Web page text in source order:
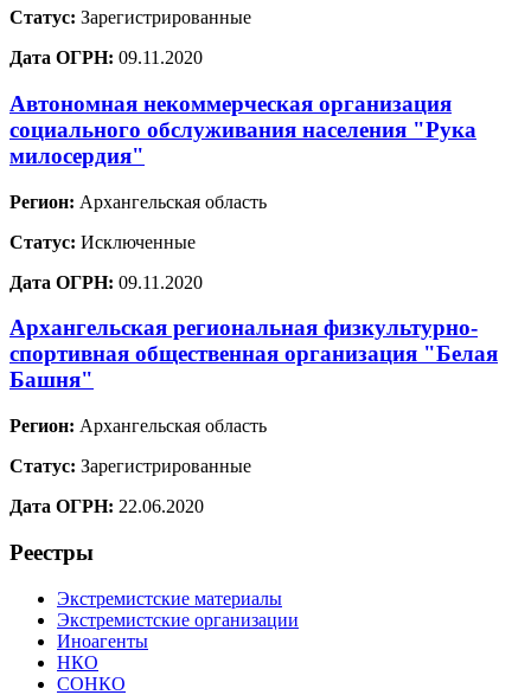
Статус: Зарегистрированные
Дата ОГРН: 09.11.2020
Автономная некоммерческая организация
социального обслуживания населения "Рука
милосердия"
Регион: Архангельская область
Статус: Исключенные
Дата ОГРН: 09.11.2020
Архангельская региональная физкультурно-
спортивная общественная организация "Белая
Башня"
Регион: Архангельская область
Статус: Зарегистрированные
Дата ОГРН: 22.06.2020
Реестры
Экстремистские материалы
Экстремистские организации
Иноагенты
НКО
СОНКО